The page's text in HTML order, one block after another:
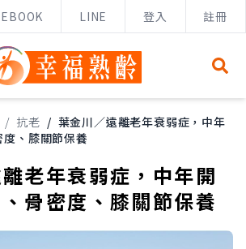
LINE 登入 註冊
/ 抗老 / 葉金川／遠離老年衰弱症，中年
、膝關節保養
老年衰弱症，中年開
骨密度、膝關節保養